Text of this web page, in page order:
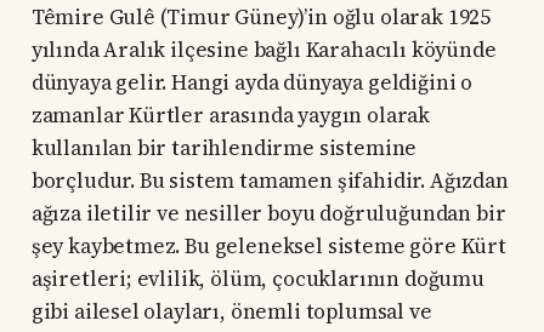
Têmire Gulê (Timur Güney)’in oğlu olarak 1925
yılında Aralık ilçesine bağlı Karahacılı köyünde
dünyaya gelir. Hangi ayda dünyaya geldiğini o
zamanlar Kürtler arasında yaygın olarak
kullanılan bir tarihlendirme sistemine
borçludur. Bu sistem tamamen şifahidir. Ağızdan
ağıza iletilir ve nesiller boyu doğruluğundan bir
şey kaybetmez. Bu geleneksel sisteme göre Kürt
aşiretleri; evlilik, ölüm, çocuklarının doğumu
gibi ailesel olayları, önemli toplumsal ve